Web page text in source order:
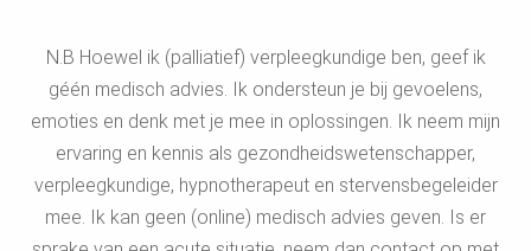
N.B Hoewel ik (palliatief) verpleegkundige ben, geef ik
géén medisch advies. Ik ondersteun je bij gevoelens,
emoties en denk met je mee in oplossingen. Ik neem mijn
ervaring en kennis als gezondheidswetenschapper,
verpleegkundige, hypnotherapeut en stervensbegeleider
mee. Ik kan geen (online) medisch advies geven. Is er